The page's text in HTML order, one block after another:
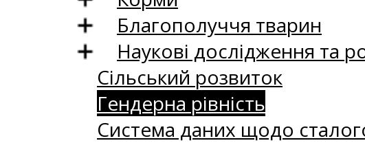
Благополуччя тварин
Наукові дослідження та
Сільський розвиток
Гендерна рівність
Система даних щодо